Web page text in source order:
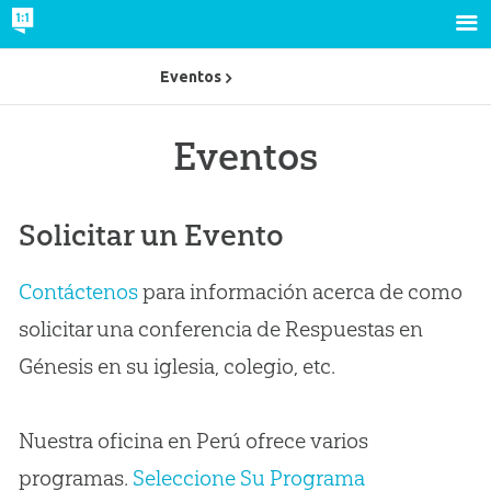
Eventos
Solicitar un Evento
Contáctenospara información acerca de como
solicitar una conferencia de Respuestas en
Génesis en su iglesia, colegio, etc.
Nuestra oficina en Perú ofrece varios
programas. Seleccione Su Programa
Eventos